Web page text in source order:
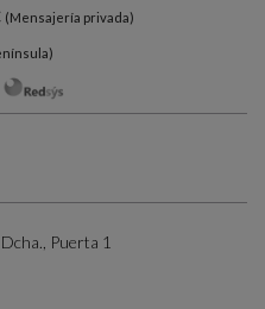
(Mensajería privada)
Puerta 1